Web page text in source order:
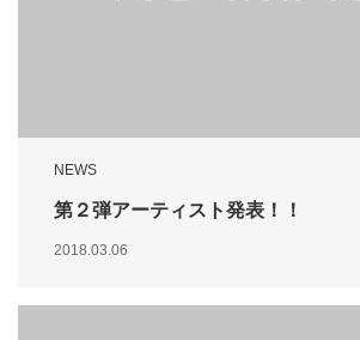
NEWS
第２弾アーティスト発表！！
2018.03.06